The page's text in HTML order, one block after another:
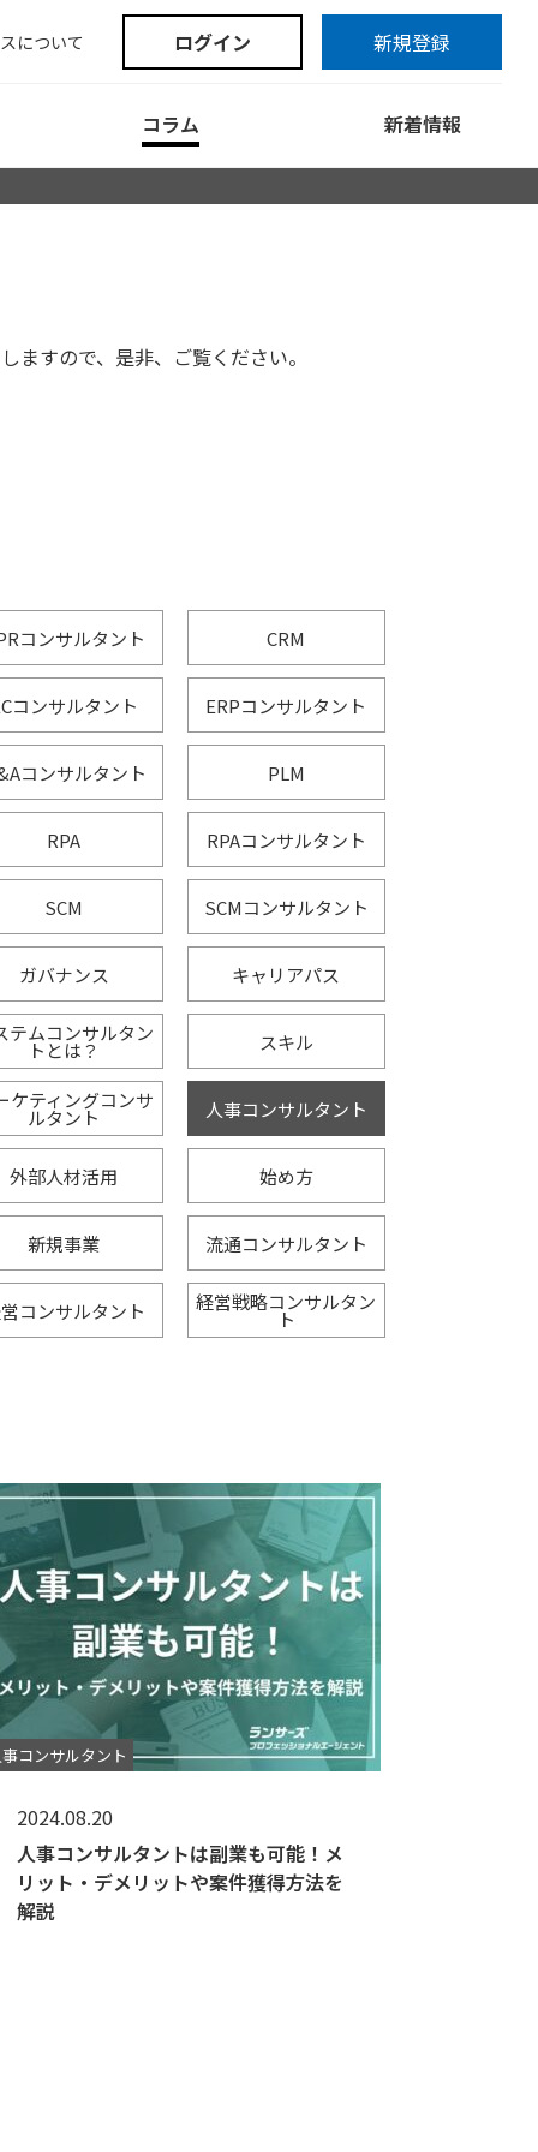
コラム 新着情報
について ログイン 新規登録
すので、是非、ご覧ください。
コンサルタント CRM
コンサルタント ERPコンサルタント
コンサルタント PLM
RPA RPAコンサルタント
SCM SCMコンサルタント
ガバナンス キャリアパス
テムコンサルタン
トとは？ スキル
ケティングコンサ
ルタント 人事コンサルタント
外部人材活用 始め方
新規事業 流通コンサルタント
コンサルタント 経営戦略コンサルタン
ト
コンサルタント
2024.08.20
人事コンサルタントは副業も可能！メ
リット・デメリットや案件獲得方法を
解説